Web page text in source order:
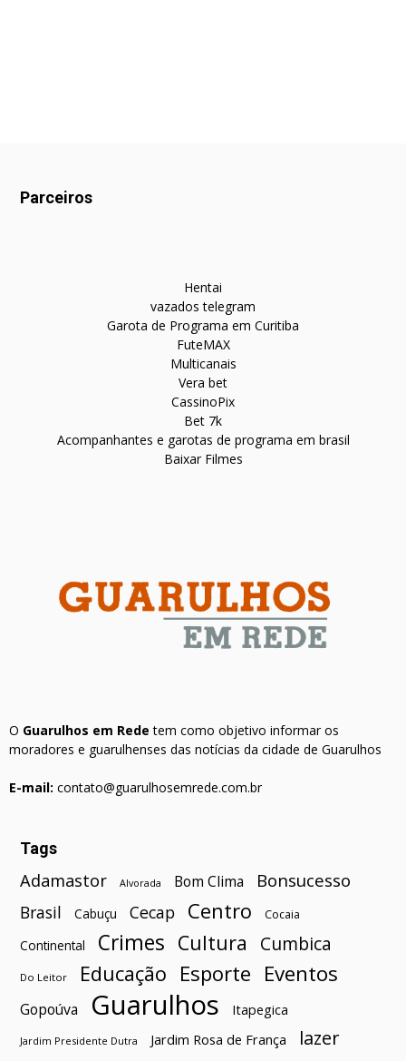
Parceiros
Hentai
vazados telegram
Garota de Programa em Curitiba
FuteMAX
Multicanais
Vera bet
CassinoPix
Bet 7k
Acompanhantes e garotas de programa em brasil
Baixar Filmes
O Guarulhos em Rede tem como objetivo informar os
moradores e guarulhenses das notícias da cidade de Guarulhos
E-mail: contato@guarulhosemrede.com.br
Tags
Adamastor Alvorada Bom Clima Bonsucesso
Brasil Cabuçu Cecap Centro Cocaia
Continental Crimes Cultura Cumbica
Do Leitor Educação Esporte Eventos
Gopoúva Guarulhos Itapegica
Jardim Presidente Dutra Jardim Rosa de França
lazer